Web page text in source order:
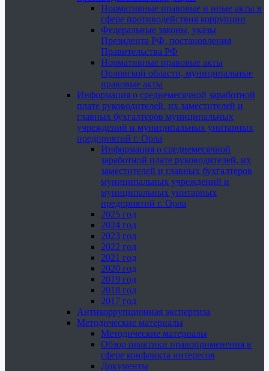
Нормативные правовые и иные акты в
сфере противодействия коррупции
Федеральные законы, указы
Президента РФ, постановления
Правительства РФ
Нормативные правовые акты
Орловской области, муниципальные
правовые акты
Информация о среднемесячной заработной
плате руководителей, их заместителей и
главных бухгалтеров муниципальных
учреждений и муниципальных унитарных
предприятий г. Орла
Информация о среднемесячной
заработной плате руководителей, их
заместителей и главных бухгалтеров
муниципальных учреждений и
муниципальных унитарных
предприятий г. Орла
2025 год
2024 год
2023 год
2022 год
2021 год
2020 год
2019 год
2018 год
2017 год
Антикоррупционная экспертиза
Методические материалы
Методические материалы
Обзор практики правоприменения в
сфере конфликта интересов
Документы